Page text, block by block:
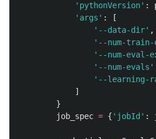
' pythonVersion' :
' args ' :
[
' --data-dir' ,
' --num-train-
' --num-eval-
' --num-evals '
' --learning-
]
}
job_spec = { ' jobId ' :